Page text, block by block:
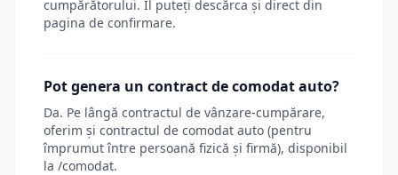
cumpărătorului. Îl puteți descărca și direct din
pagina de confirmare.
Pot genera un contract de comodat auto?
Da. Pe lângă contractul de vânzare-cumpărare,
oferim și contractul de comodat auto (pentru
împrumut între persoană fizică și firmă), disponibil
la /comodat.